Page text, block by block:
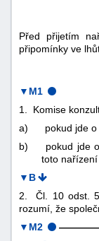
Před přijetím
připomínky ve
▼M1
1. Komise
a)
pokud jde
b)
pokud jde
toto nařízení
▼B
2. Čl. 10 odst. 5
rozumí, že
▼M2